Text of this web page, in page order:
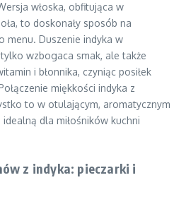
włoska, obfitująca w
to doskonały sposób na
menu. Duszenie indyka w
wzbogaca smak, ale także
i błonnika, czyniąc posiłek
miękkości indyka z
to w otulającym, aromatycznym
dla miłośników kuchni
z indyka: pieczarki i